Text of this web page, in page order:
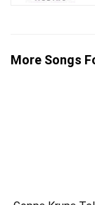
More Songs